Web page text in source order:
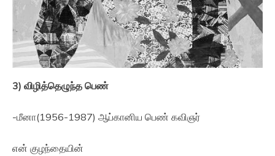
3) விழித்தெழுந்த பெண்
-மீனா(1956-1987) ஆப்கானிய பெண் கவிஞர்
என் குழந்தையின்